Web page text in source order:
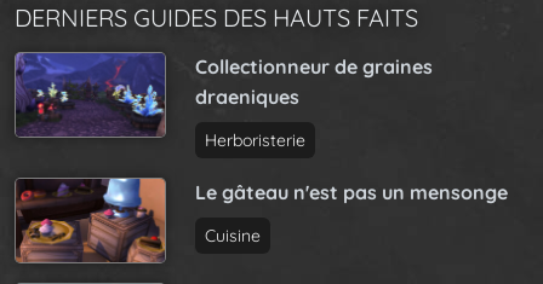
DERNIERS GUIDES DES HAUTS FAITS
Collectionneur de graines
draeniques
Herboristerie
Le gâteau n'est pas un mensonge
Cuisine